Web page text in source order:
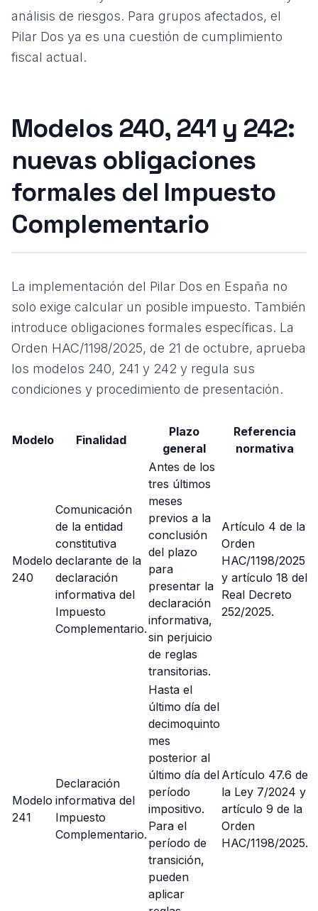
análisis de riesgos. Para grupos afectados, el
Pilar Dos ya es una cuestión de cumplimiento
fiscal actual.
Modelos 240, 241 y 242:
nuevas obligaciones
formales del Impuesto
Complementario
La implementación del Pilar Dos en España no
solo exige calcular un posible impuesto. También
introduce obligaciones formales específicas. La
Orden HAC/1198/2025, de 21 de octubre, aprueba
los modelos 240, 241 y 242 y regula sus
condiciones y procedimiento de presentación.
Modelo Finalidad
Plazo
general
Referencia
normativa
Modelo
240
Comunicación
de la entidad
constitutiva
declarante de la
declaración
informativa del
Impuesto
Complementario.
Antes de los
tres últimos
meses
previos a la
conclusión
del plazo
para
presentar la
declaración
informativa,
sin perjuicio
de reglas
transitorias.
Artículo 4 de la
Orden
HAC/1198/2025
y artículo 18 del
Real Decreto
252/2025.
Modelo
241
Declaración
informativa del
Impuesto
Complementario.
Hasta el
último día del
decimoquinto
mes
posterior al
último día del
período
impositivo.
Para el
período de
transición,
pueden
aplicar
Artículo 47.6 de
la Ley 7/2024 y
artículo 9 de la
Orden
HAC/1198/2025.